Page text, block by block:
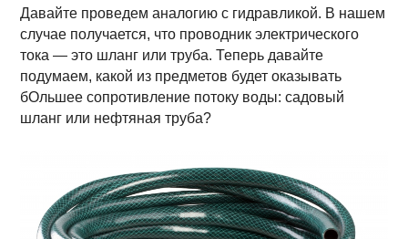
Давайте проведем аналогию с гидравликой. В нашем
случае получается, что проводник электрического
тока — это шланг или труба. Теперь давайте
подумаем, какой из предметов будет оказывать
бОльшее сопротивление потоку воды: садовый
шланг или нефтяная труба?